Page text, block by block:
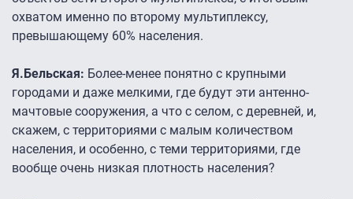
охватом именно по второму мультиплексу,
превышающему 60% населения.
Я.Бельская: Более-менее понятно с крупными
городами и даже мелкими, где будут эти антенно-
мачтовые сооружения, а что с селом, с деревней, и,
скажем, с территориями с малым количеством
населения, и особенно, с теми территориями, где
вообще очень низкая плотность населения?